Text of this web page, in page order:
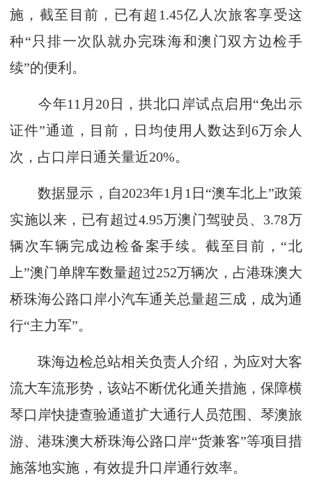
施，截至目前，已有超1.45亿人次旅客享受这
种“只排一次队就办完珠海和澳门双方边检手
续”的便利。
今年11月20日，拱北口岸试点启用“免出示
证件”通道，目前，日均使用人数达到6万余人
次，占口岸日通关量近20%。
数据显示，自2023年1月1日“澳车北上”政策
实施以来，已有超过4.95万澳门驾驶员、3.78万
辆次车辆完成边检备案手续。截至目前，“北
上”澳门单牌车数量超过252万辆次，占港珠澳大
桥珠海公路口岸小汽车通关总量超三成，成为通
行“主力军”。
珠海边检总站相关负责人介绍，为应对大客
流大车流形势，该站不断优化通关措施，保障横
琴口岸快捷查验通道扩大通行人员范围、琴澳旅
游、港珠澳大桥珠海公路口岸“货兼客”等项目措
施落地实施，有效提升口岸通行效率。